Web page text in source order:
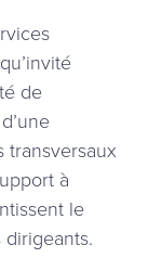
de
transversaux
à
le